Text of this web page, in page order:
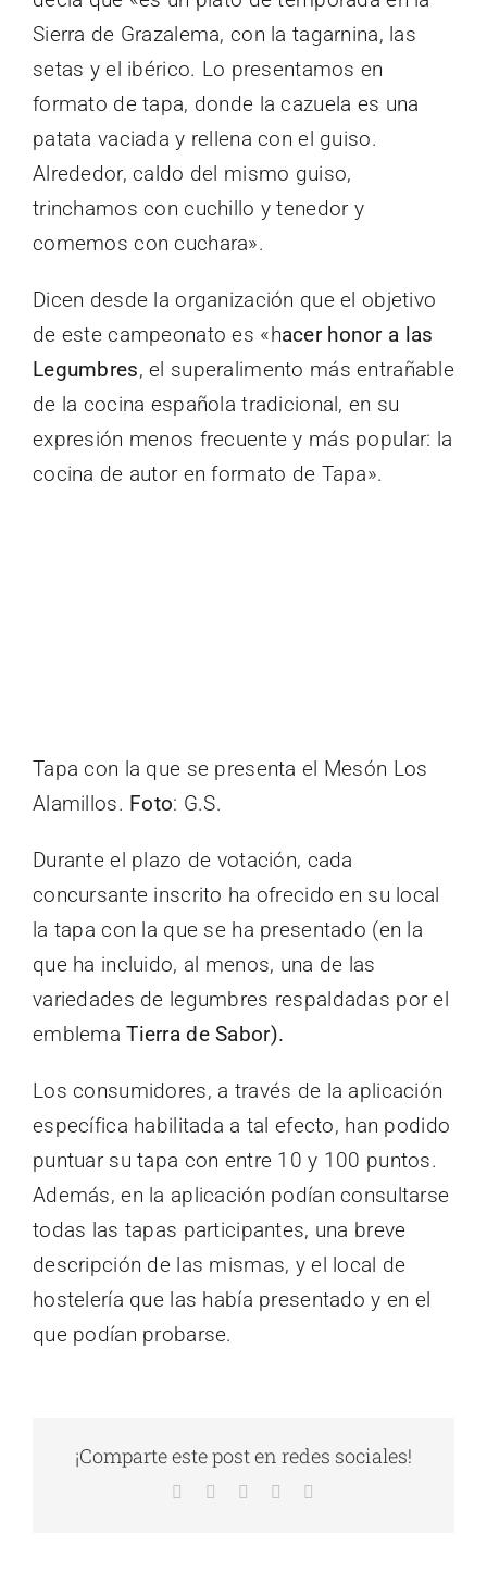
Sierra de Grazalema, con la tagarnina, las
setas y el ibérico. Lo presentamos en
formato de tapa, donde la cazuela es una
patata vaciada y rellena con el guiso.
Alrededor, caldo del mismo guiso,
trinchamos con cuchillo y tenedor y
comemos con cuchara».
Dicen desde la organización que el objetivo
de este campeonato es «hacer honor a las
Legumbres, el superalimento más entrañable
de la cocina española tradicional, en su
expresión menos frecuente y más popular: la
cocina de autor en formato de Tapa».
Tapa con la que se presenta el Mesón Los
Alamillos. Foto: G.S.
Durante el plazo de votación, cada
concursante inscrito ha ofrecido en su local
la tapa con la que se ha presentado (en la
que ha incluido, al menos, una de las
variedades de legumbres respaldadas por el
emblemaTierra de Sabor).
Los consumidores, a través de la aplicación
específica habilitada a tal efecto, han podido
puntuar su tapa con entre 10 y 100 puntos.
Además, en la aplicación podían consultarse
todas las tapas participantes, una breve
descripción de las mismas, y el local de
hostelería que las había presentado y en el
que podían probarse.
¡Comparte este post en redes sociales!
Facebook LinkedInWhatsApp